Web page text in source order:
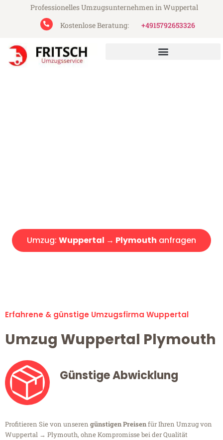
Professionelles Umzugsunternehmen in Wuppertal
Kostenlose Beratung:
+4915792653326
Umzug: Wuppertal → Plymouth anfragen
Erfahrene & günstige Umzugsfirma Wuppertal
Umzug Wuppertal Plymouth
Günstige Abwicklung
Profitieren Sie von unseren günstigen Preisenfür Ihren Umzug von
Wuppertal → Plymouth, ohne Kompromisse bei der Qualität